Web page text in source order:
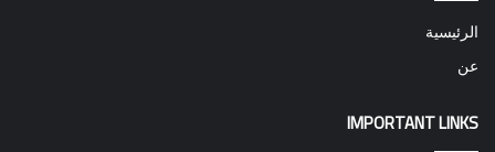
الرئيسية
عن
IMPORTANT LINKS